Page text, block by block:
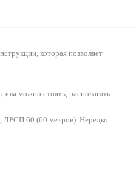
которая позволяет
можно стоять, располагать
ЛРСП 60 (60 метров). Нередко